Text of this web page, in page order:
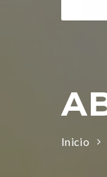
Inicio